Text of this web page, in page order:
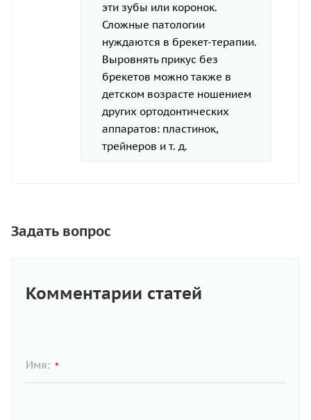
эти зубы или коронок.
Сложные патологии
нуждаются в брекет-терапии.
Выровнять прикус без
брекетов можно также в
детском возрасте ношением
других ортодонтических
аппаратов: пластинок,
трейнеров и т. д.
Задать вопрос
Комментарии статей
Имя: *